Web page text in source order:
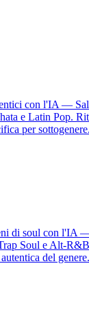
con l'IA —
e Latin Pop.
per sottogenere.
di soul con l'IA
Soul e Alt-
del genere.